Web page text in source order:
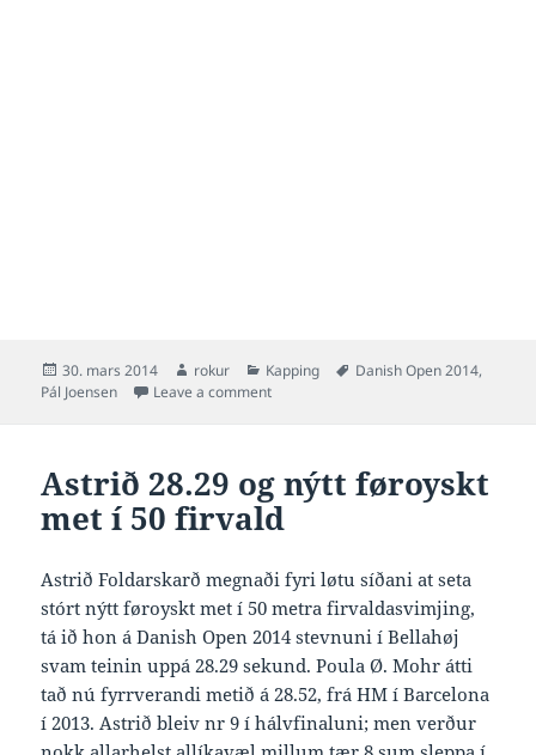
Posted
on
30. mars 2014 Author
rokur Categories
Kapping Tags
Danish Open 2014,
Pál Joensen
Leave a commenton Pál 15.12.20 og gull í 1500 frí á
Astrið 28.29 og nýtt føroyskt
met í 50 firvald
Astrið Foldarskarð megnaði fyri løtu síðani at seta
stórt nýtt føroyskt met í 50 metra firvaldasvimjing,
tá ið hon á Danish Open 2014 stevnuni í Bellahøj
svam teinin uppá 28.29 sekund. Poula Ø. Mohr átti
tað nú fyrrverandi metið á 28.52, frá HM í Barcelona
í 2013. Astrið bleiv nr 9 í hálvfinaluni; men verður